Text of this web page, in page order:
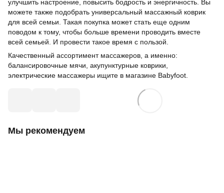
улучшить настроение, повысить бодрость и энергичность. Вы
можете также подобрать универсальный массажный коврик
для всей семьи. Такая покупка может стать еще одним
поводом к тому, чтобы больше времени проводить вместе
всей семьей. И провести такое время с пользой.
Качественный ассортимент массажеров, а именно:
балансировочные мячи, акупунктурные коврики,
электрические массажеры ищите в магазине Babyfoot.
Мы рекомендуем